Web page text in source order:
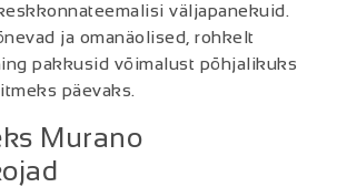
väljapanekuid.
ja omanäolised, rohkelt
pakkusid võimalust põhjalikuks
päevaks.
Murano